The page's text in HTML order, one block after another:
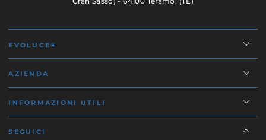
EVOLUCE®
AZIENDA
INFORMAZIONI UTILI
SEGUICI